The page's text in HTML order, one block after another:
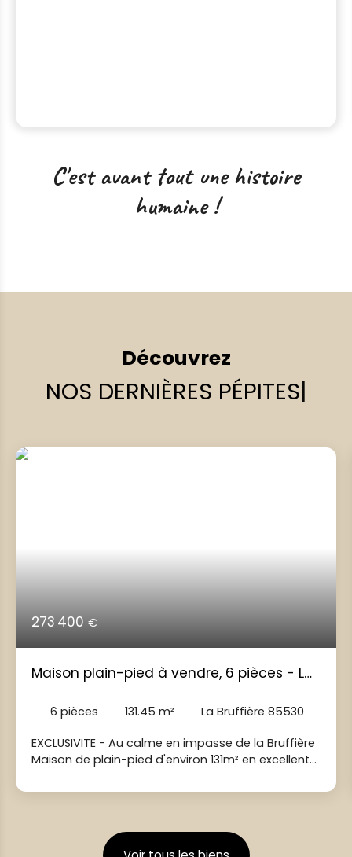
C'est avant tout une histoire
humaine !
Découvrez
NOS DERNIÈRES PÉPITES|
273 400 €
Maison plain-pied à vendre, 6 pièces - La
6 pièces 131.45 m² La Bruffière 85530
EXCLUSIVITE - Au calme en impasse de la Bruffière
Maison de plain-pied d'environ 131m² en excellent
une maison familiale ou vous n'aurez plus qu'à
ses volumes, son confort et ses prestations de